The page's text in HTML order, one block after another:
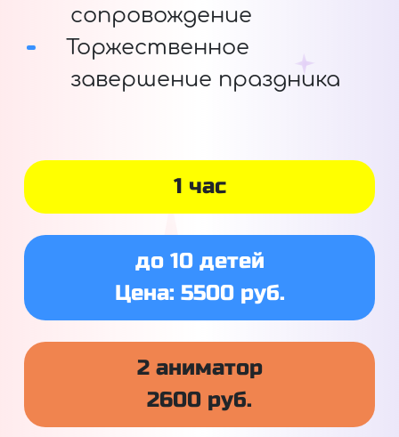
сопровождение
Торжественное
завершение праздника
1 час
до 10 детей
Цена: 5500 руб.
2 аниматор
2600 руб.